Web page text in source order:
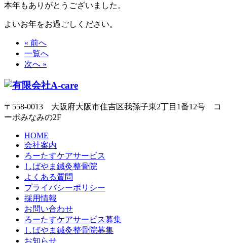
本年もありがとうございました。
よいお年をお過ごしください。
« 前へ
一覧へ
次へ »
〒558-0013 大阪府大阪市住吉区我孫子東2丁目1番12号 コ
ーポみなみの2F
HOME
会社案内
ろーたすケアサービス
しばやま鍼灸整骨院
よくある質問
プライバシーポリシー
採用情報
お問い合わせ
ろーたすケアサービス募集
しばやま鍼灸整骨院募集
お知らせ